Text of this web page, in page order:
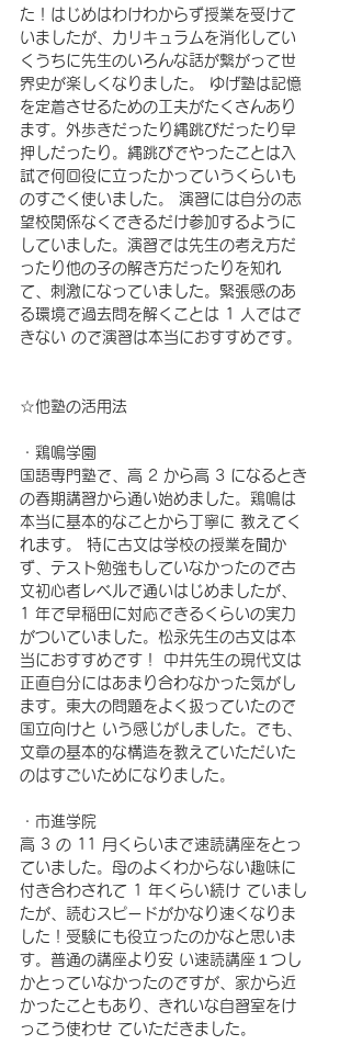
た！はじめはわけわからず授業を受けて
いましたが、カリキュラムを消化してい
くうちに先生のいろんな話が繋がって世
界史が楽しくなりました。 ゆげ塾は記憶
を定着させるための工夫がたくさんあり
ます。外歩きだったり縄跳びだったり早
押しだったり。縄跳びでやったことは入
試で何回役に立ったかっていうくらいも
のすごく使いました。 演習には自分の志
望校関係なくできるだけ参加するように
していました。演習では先生の考え方だ
ったり他の子の解き方だったりを知れ
て、刺激になっていました。緊張感のあ
る環境で過去問を解くことは 1 人ではで
きない ので演習は本当におすすめです。
☆他塾の活用法
・鶏鳴学園
国語専門塾で、高 2 から高 3 になるとき
の春期講習から通い始めました。鶏鳴は
本当に基本的なことから丁寧に 教えてく
れます。 特に古文は学校の授業を聞か
ず、テスト勉強もしていなかったので古
文初心者レベルで通いはじめましたが、
1 年で早稲田に対応できるくらいの実力
がついていました。松永先生の古文は本
当におすすめです！ 中井先生の現代文は
正直自分にはあまり合わなかった気がし
ます。東大の問題をよく扱っていたので
国立向けと いう感じがしました。でも、
文章の基本的な構造を教えていただいた
のはすごいためになりました。
・市進学院
高 3 の 11 月くらいまで速読講座をとっ
ていました。母のよくわからない趣味に
付き合わされて 1 年くらい続け ていまし
たが、読むスピードがかなり速くなりま
した！受験にも役立ったのかなと思いま
す。普通の講座より安 い速読講座１つし
かとっていなかったのですが、家から近
かったこともあり、きれいな自習室をけ
っこう使わせ ていただきました。